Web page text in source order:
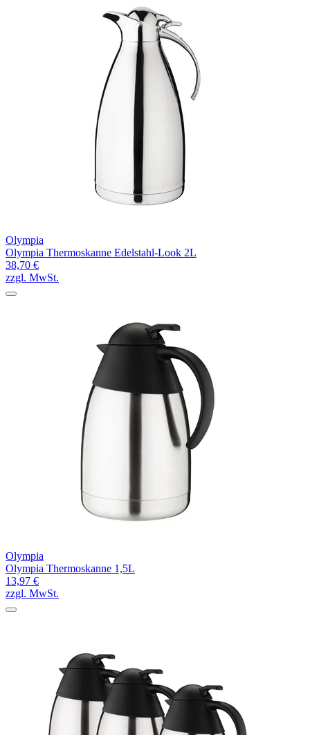
Olympia
Olympia Thermoskanne Edelstahl-Look 2L
38,70 €
zzgl. MwSt.
Olympia
Olympia Thermoskanne 1,5L
13,97 €
zzgl. MwSt.